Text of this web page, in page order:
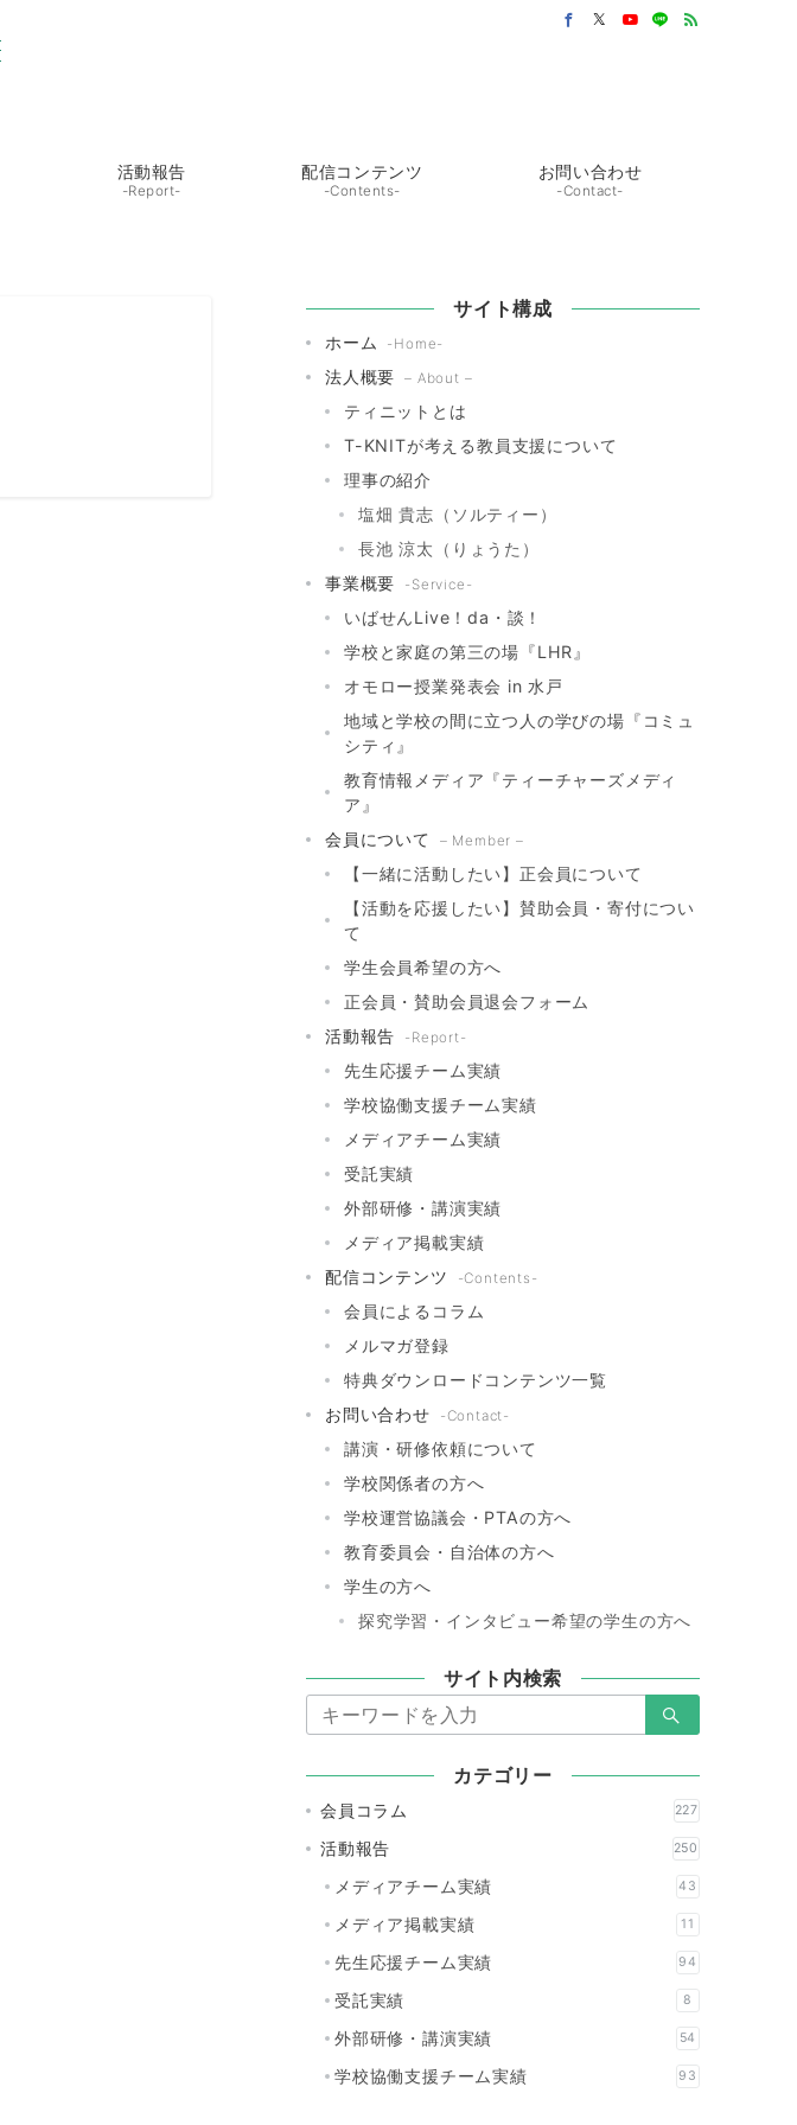
活動報告
-Report-
配信コンテンツ
-Contents-
お問い合わせ
-Contact-
サイト構成
ホーム -Home-
法人概要 – About –
ティニットとは
T-KNITが考える教員支援について
理事の紹介
塩畑 貴志（ソルティー）
長池 涼太（りょうた）
事業概要
-Service-
いばせんLive！da・談！
学校と家庭の第三の場『LHR』
オモロー授業発表会 in 水戸
地域と学校の間に立つ人の学びの場『コミュ
シティ』
教育情報メディア『ティーチャーズメディ
ア』
会員について
– Member –
【一緒に活動したい】正会員について
【活動を応援したい】賛助会員・寄付につい
て
学生会員希望の方へ
正会員・賛助会員退会フォーム
活動報告
-Report-
先生応援チーム実績
学校協働支援チーム実績
メディアチーム実績
受託実績
外部研修・講演実績
メディア掲載実績
配信コンテンツ
-Contents-
会員によるコラム
メルマガ登録
特典ダウンロードコンテンツ一覧
お問い合わせ
-Contact-
講演・研修依頼について
学校関係者の方へ
学校運営協議会・PTAの方へ
教育委員会・自治体の方へ
学生の方へ
探究学習・インタビュー希望の学生の方へ
サイト内検索
索：
カテゴリー
会員コラム 227
活動報告 250
メディアチーム実績 43
メディア掲載実績 11
先生応援チーム実績 94
受託実績 8
外部研修・講演実績 54
学校協働支援チーム実績 93